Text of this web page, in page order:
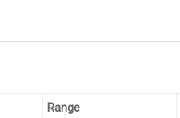
Range